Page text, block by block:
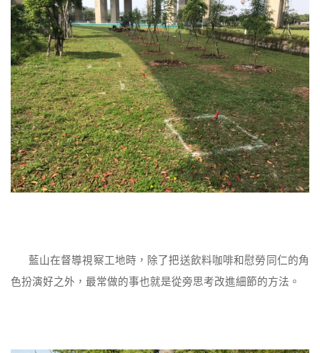
藍山在督導視察工地時，除了把送飲料咖啡和慰勞同仁的角
色扮演好之外，最常做的事也就是從旁思考改進細節的方法。